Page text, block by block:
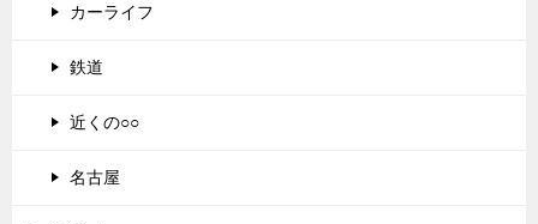
カーライフ
鉄道
近くの○○
名古屋